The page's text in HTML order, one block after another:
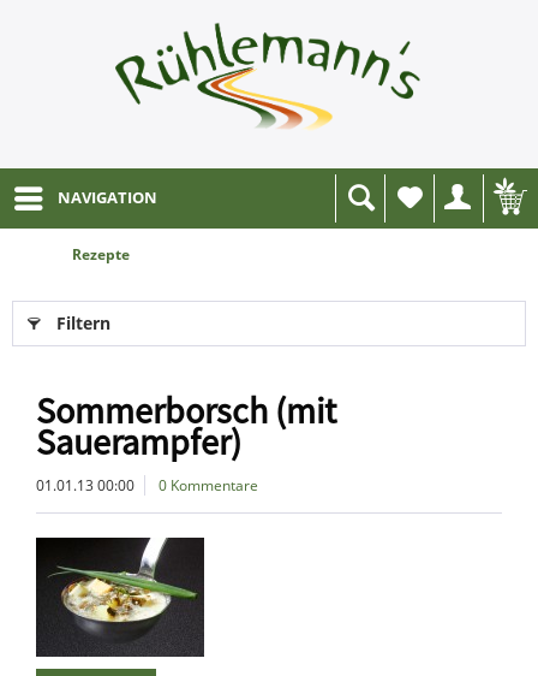
NAVIGATION
Wunschliste
Rezepte
Filtern
Sommerborsch (mit
Sauerampfer)
01.01.13 00:00 0 Kommentare